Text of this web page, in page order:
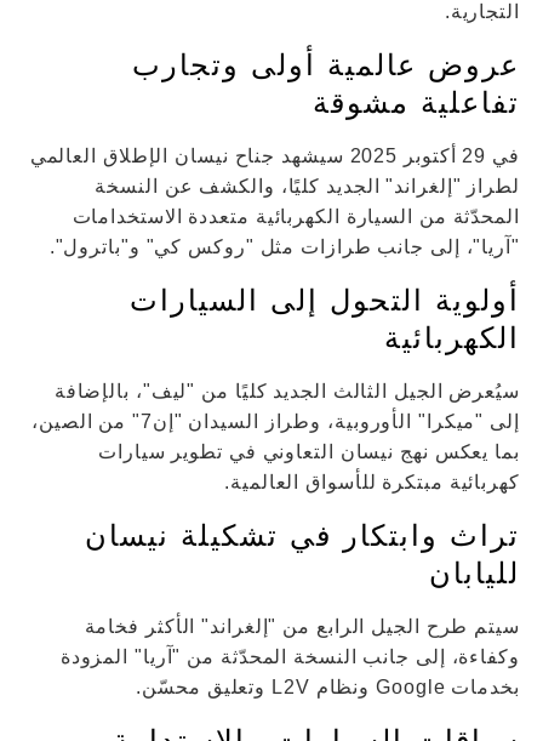
التجارية.
عروض عالمية أولى وتجارب
تفاعلية مشوقة
في 29 أكتوبر 2025 سيشهد جناح نيسان الإطلاق العالمي
لطراز "إلغراند" الجديد كليًا، والكشف عن النسخة
المحدّثة من السيارة الكهربائية متعددة الاستخدامات
"آريا"، إلى جانب طرازات مثل "روكس كي" و"باترول".
أولوية التحول إلى السيارات
الكهربائية
سيُعرض الجيل الثالث الجديد كليًا من "ليف"، بالإضافة
إلى "ميكرا" الأوروبية، وطراز السيدان "إن7" من الصين،
بما يعكس نهج نيسان التعاوني في تطوير سيارات
كهربائية مبتكرة للأسواق العالمية.
تراث وابتكار في تشكيلة نيسان
لليابان
سيتم طرح الجيل الرابع من "إلغراند" الأكثر فخامة
وكفاءة، إلى جانب النسخة المحدّثة من "آريا" المزودة
بخدمات Google ونظام L2V وتعليق محسّن.